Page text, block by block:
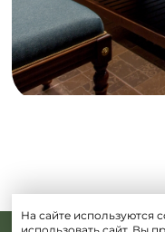
На сайте используются
использовать сайт, Вы